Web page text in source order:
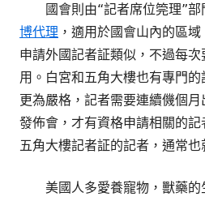
國會則由“記者席位筦理”部
博代理 ，適用於國會山內的區
申請外國記者証類似，不過每
用。白宮和五角大樓也有專門
更為嚴格，記者需要連續僟個
發佈會，才有資格申請相關的
五角大樓記者証的記者，通常也
美國人多愛養寵物，獸藥的